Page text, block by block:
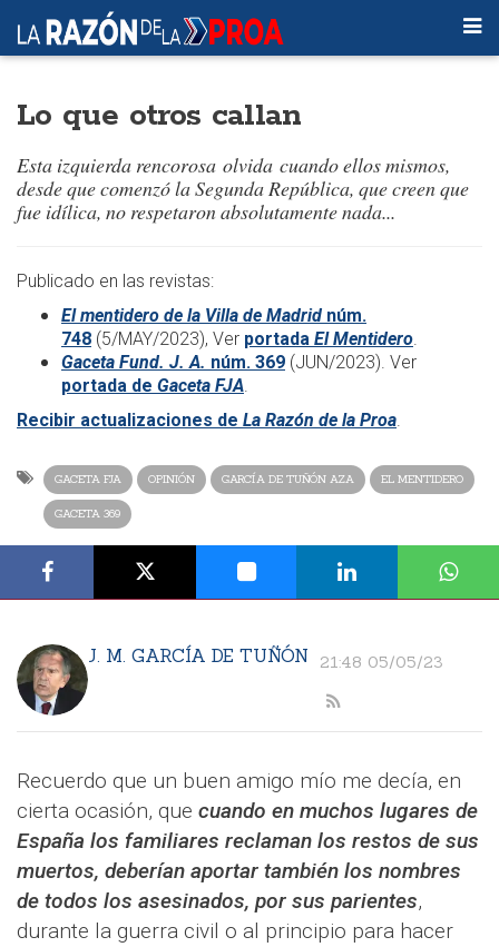
Lo que otros callan
Esta izquierda rencorosa olvida cuando ellos mismos,
desde que comenzó la Segunda República, que creen que
fue idílica, no respetaron absolutamente nada...
​​Publicado en las revistas:
El mentidero de la Villa de Madrid núm.
748 (5/MAY/2023), Ver portada El Mentidero.
Gaceta Fund. J. A. núm. 369 (JUN/2023). Ver
portada de Gaceta FJA.
Recibir actualizaciones de La Razón de la Proa.
GACETA FJA OPINIÓN GARCÍA DE TUÑÓN AZA EL MENTIDERO
GACETA 369
J. M. GARCÍA DE TUÑÓN 21:48 05/05/23
Recuerdo que un buen amigo mío me decía, en
cierta ocasión, que cuando en muchos lugares de
España los familiares reclaman los restos de sus
muertos, deberían aportar también los nombres
de todos los asesinados, por sus parientes,
durante la guerra civil o al principio para hacer